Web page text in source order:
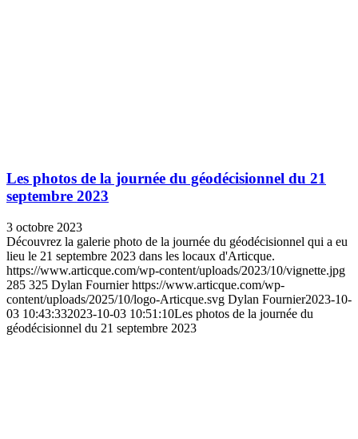
Les photos de la journée du géodécisionnel du 21
septembre 2023
3 octobre 2023
Découvrez la galerie photo de la journée du géodécisionnel qui a eu
lieu le 21 septembre 2023 dans les locaux d'Articque.
https://www.articque.com/wp-content/uploads/2023/10/vignette.jpg
285 325 Dylan Fournier https://www.articque.com/wp-
content/uploads/2025/10/logo-Articque.svg Dylan Fournier2023-10-
03 10:43:332023-10-03 10:51:10Les photos de la journée du
géodécisionnel du 21 septembre 2023